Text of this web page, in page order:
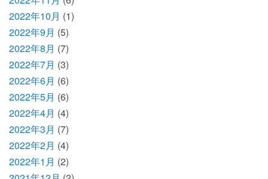
2022年10月 (1)
2022年9月 (5)
2022年8月 (7)
2022年7月 (3)
2022年6月 (6)
2022年5月 (6)
2022年4月 (4)
2022年3月 (7)
2022年2月 (4)
2022年1月 (2)